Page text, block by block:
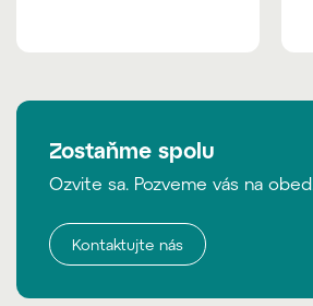
Zostaňme spolu
Ozvite sa. Pozveme vás na obed.
Kontaktujte nás